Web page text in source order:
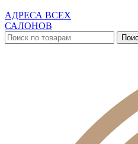
АДРЕСА ВСЕХ
САЛОНОВ